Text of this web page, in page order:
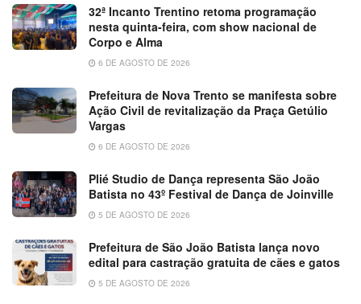
32ª Incanto Trentino retoma programação
nesta quinta-feira, com show nacional de
Corpo e Alma
6 DE AGOSTO DE 2026
Prefeitura de Nova Trento se manifesta sobre
Ação Civil de revitalização da Praça Getúlio
Vargas
6 DE AGOSTO DE 2026
Plié Studio de Dança representa São João
Batista no 43º Festival de Dança de Joinville
5 DE AGOSTO DE 2026
Prefeitura de São João Batista lança novo
edital para castração gratuita de cães e gatos
5 DE AGOSTO DE 2026